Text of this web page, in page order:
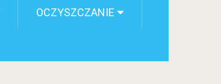
OCZYSZCZANIE